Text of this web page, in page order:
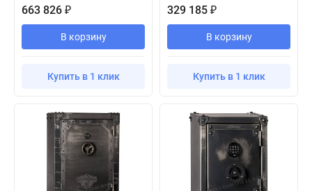
663 826 ₽
В корзину
Купить в 1 клик
329 185 ₽
В корзину
Купить в 1 клик